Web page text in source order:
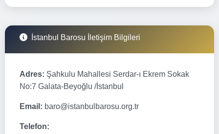
İstanbul Barosu İletişim Bilgileri
Adres: Şahkulu Mahallesi Serdar-ı Ekrem Sokak
No:7 Galata-Beyoğlu /İstanbul
Email: baro@istanbulbarosu.org.tr
Telefon: